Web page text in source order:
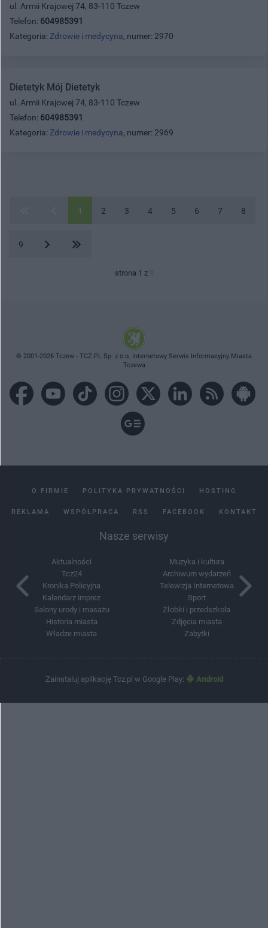
ul. Armii Krajowej 74, 83-110 Tczew
Telefon: 604985391
Kategoria: Zdrowie i medycyna, numer: 2970
Dietetyk Mój Dietetyk
ul. Armii Krajowej 74, 83-110 Tczew
Telefon: 604985391
Kategoria: Zdrowie i medycyna, numer: 2969
1 2 3 4 5 6 7 8
9
strona 1 z 9
© 2001-2026 Tczew - TCZ.PL Sp. z o.o. Internetowy Serwis Informacyjny Miasta
Tczewa
O FIRMIE POLITYKA PRYWATNOŚCI HOSTING
REKLAMA WSPÓŁPRACA RSS FACEBOOK KONTAKT
Nasze serwisy
Aktualności
Tcz24
Kronika Policyjna
Kalendarz imprez
Salony urody i masażu
Historia miasta
Władze miasta
Muzyka i kultura
Archiwum wydarzeń
Telewizja Internetowa
Sport
Żłobki i przedszkola
Zdjęcia miasta
Zabytki
Zainstaluj aplikację Tcz.pl w Google Play: Android